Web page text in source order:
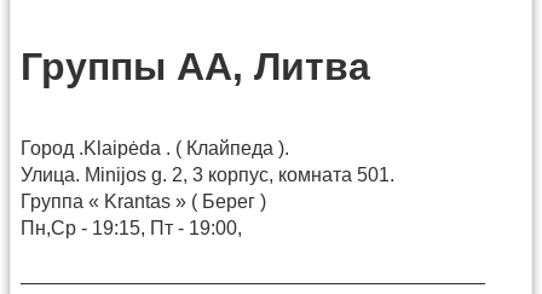
Группы АА, Литва
Город .Klaipėda . ( Клайпеда ).
Улица. Minijos g. 2, 3 корпус, комната 501.
Группа « Krantas » ( Берег )
Пн,Ср - 19:15, Пт - 19:00,
————————————————————————